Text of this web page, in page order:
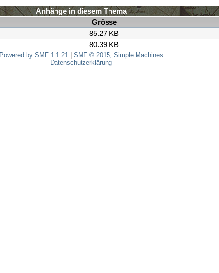
Anhänge in diesem Thema
Grösse
85.27 KB
80.39 KB
Powered by SMF 1.1.21| SMF © 2015, Simple Machines
Datenschutzerklärung